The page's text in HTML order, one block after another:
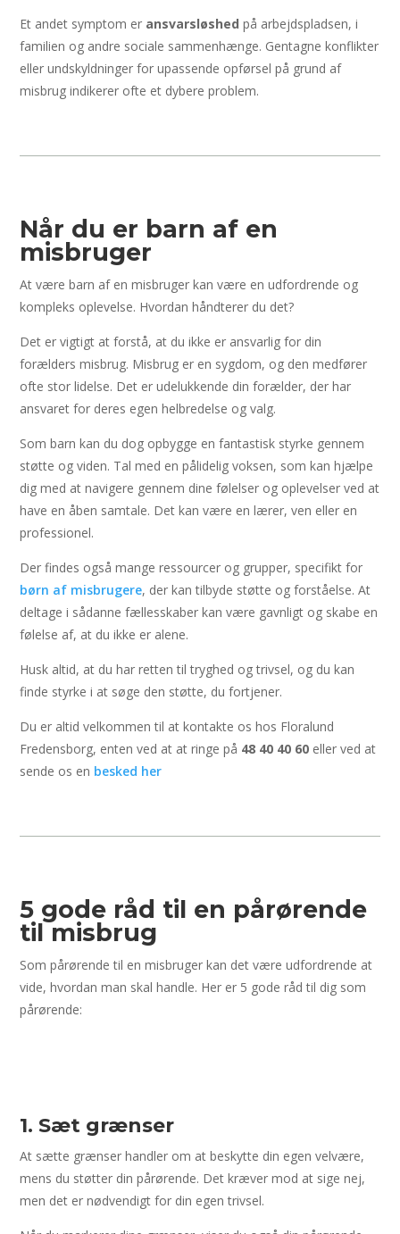
Et andet symptom er ansvarsløshed på arbejdspladsen, i
familien og andre sociale sammenhænge. Gentagne konflikter
eller undskyldninger for upassende opførsel på grund af
misbrug indikerer ofte et dybere problem.
Når du er barn af en
misbruger
At være barn af en misbruger kan være en udfordrende og
kompleks oplevelse. Hvordan håndterer du det?
Det er vigtigt at forstå, at du ikke er ansvarlig for din
forælders misbrug. Misbrug er en sygdom, og den medfører
ofte stor lidelse. Det er udelukkende din forælder, der har
ansvaret for deres egen helbredelse og valg.
Som barn kan du dog opbygge en fantastisk styrke gennem
støtte og viden. Tal med en pålidelig voksen, som kan hjælpe
dig med at navigere gennem dine følelser og oplevelser ved at
have en åben samtale. Det kan være en lærer, ven eller en
professionel.
Der findes også mange ressourcer og grupper, specifikt for
børn af misbrugere, der kan tilbyde støtte og forståelse. At
deltage i sådanne fællesskaber kan være gavnligt og skabe en
følelse af, at du ikke er alene.
Husk altid, at du har retten til tryghed og trivsel, og du kan
finde styrke i at søge den støtte, du fortjener.
Du er altid velkommen til at kontakte os hos Floralund
Fredensborg, enten ved at at ringe på 48 40 40 60 eller ved at
sende os en besked her
5 gode råd til en pårørende
til misbrug
Som pårørende til en misbruger kan det være udfordrende at
vide, hvordan man skal handle. Her er 5 gode råd til dig som
pårørende:
1. Sæt grænser
At sætte grænser handler om at beskytte din egen velvære,
mens du støtter din pårørende. Det kræver mod at sige nej,
men det er nødvendigt for din egen trivsel.